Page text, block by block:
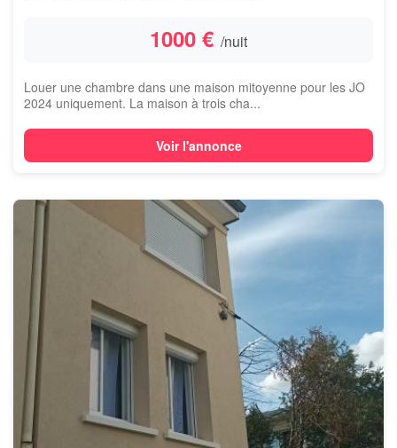
1000 € /nuit
Louer une chambre dans une maison mitoyenne pour les JO
2024 uniquement. La maison à trois cha...
Voir l'annonce